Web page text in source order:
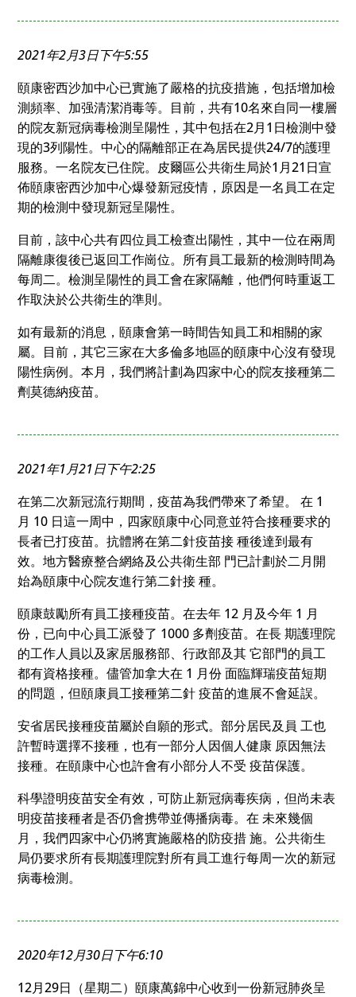
2021年2月3日下午5:55
頤康密西沙加中心已實施了嚴格的抗疫措施，包括增加檢
測頻率、加强清潔消毒等。目前，共有10名來自同一樓層
的院友新冠病毒檢測呈陽性，其中包括在2月1日檢測中發
現的3列陽性。中心的隔離部正在為居民提供24/7的護理
服務。一名院友已住院。皮爾區公共衛生局於1月21日宣
佈頤康密西沙加中心爆發新冠疫情，原因是一名員工在定
期的檢測中發現新冠呈陽性。
目前，該中心共有四位員工檢查出陽性，其中一位在兩周
隔離康復後已返回工作崗位。所有員工最新的檢測時間為
每周二。檢測呈陽性的員工會在家隔離，他們何時重返工
作取決於公共衛生的準則。
如有最新的消息，頤康會第一時間告知員工和相關的家
屬。目前，其它三家在大多倫多地區的頤康中心沒有發現
陽性病例。本月，我們將計劃為四家中心的院友接種第二
劑莫德納疫苗。
2021年1月21日下午2:25
在第二次新冠流行期間，疫苗為我們帶來了希望。 在 1
月 10 日這一周中，四家頤康中心同意並符合接種要求的
長者已打疫苗。抗體將在第二針疫苗接 種後達到最有
效。地方醫療整合網絡及公共衛生部 門已計劃於二月開
始為頤康中心院友進行第二針接 種。
頤康鼓勵所有員工接種疫苗。在去年 12 月及今年 1 月
份，已向中心員工派發了 1000 多劑疫苗。在長 期護理院
的工作人員以及家居服務部、行政部及其 它部門的員工
都有資格接種。儘管加拿大在 1 月份 面臨輝瑞疫苗短期
的問題，但頤康員工接種第二針 疫苗的進展不會延誤。
安省居民接種疫苗屬於自願的形式。部分居民及員 工也
許暫時選擇不接種，也有一部分人因個人健康 原因無法
接種。在頤康中心也許會有小部分人不受 疫苗保護。
科學證明疫苗安全有效，可防止新冠病毒疾病，但尚未表
明疫苗接種者是否仍會携帶並傳播病毒。在 未來幾個
月，我們四家中心仍將實施嚴格的防疫措 施。公共衛生
局仍要求所有長期護理院對所有員工進行每周一次的新冠
病毒檢測。
2020年12月30日下午6:10
12月29日（星期二）頤康萬錦中心收到一份新冠肺炎呈